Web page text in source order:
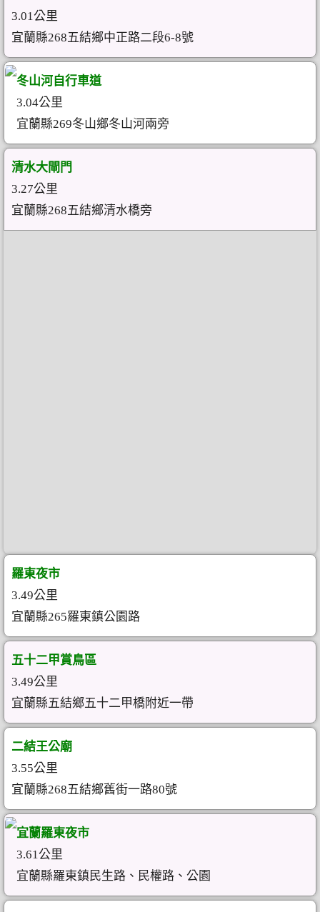
3.01公里
宜蘭縣268五結鄉中正路二段6-8號
冬山河自行車道
3.04公里
宜蘭縣269冬山鄉冬山河兩旁
清水大閘門
3.27公里
宜蘭縣268五結鄉清水橋旁
羅東夜市
3.49公里
宜蘭縣265羅東鎮公園路
五十二甲賞鳥區
3.49公里
宜蘭縣五結鄉五十二甲橋附近一帶
二結王公廟
3.55公里
宜蘭縣268五結鄉舊街一路80號
宜蘭羅東夜市
3.61公里
宜蘭縣羅東鎮民生路、民權路、公園